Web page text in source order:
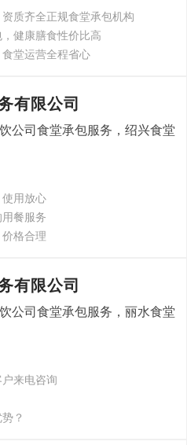
质齐全正规食堂承包机构
健康膳食性价比高
堂运营全程省心
有限公司
公司食堂承包服务，绍兴食堂
用放心
餐服务
格合理
有限公司
公司食堂承包服务，丽水食堂
来电咨询
？